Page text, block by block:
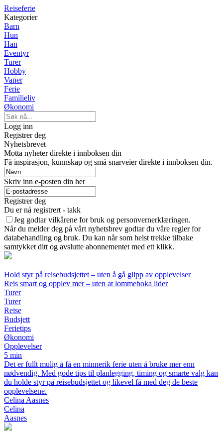
Reiseferie
Kategorier
Barn
Hun
Han
Eventyr
Turer
Hobby
Vaner
Ferie
Familieliv
Økonomi
Logg inn
Registrer deg
Nyhetsbrevet
Motta nyheter direkte i innboksen din
Få inspirasjon, kunnskap og små snarveier direkte i innboksen din.
Skriv inn e-posten din her
Registrer deg
Du er nå registrert - takk
Jeg godtar vilkårene for bruk og personvernerklæringen.
Når du melder deg på vårt nyhetsbrev godtar du våre regler for
databehandling og bruk. Du kan når som helst trekke tilbake
samtykket ditt og avslutte abonnementet med ett klikk.
Hold styr på reisebudsjettet – uten å gå glipp av opplevelser
Reis smart og opplev mer – uten at lommeboka lider
Turer
Turer
Reise
Budsjett
Ferietips
Økonomi
Opplevelser
5 min
Det er fullt mulig å få en minnerik ferie uten å bruke mer enn
nødvendig. Med gode tips til planlegging, timing og smarte valg kan
du holde styr på reisebudsjettet og likevel få med deg de beste
opplevelsene.
Celina Aasnes
Celina
Aasnes